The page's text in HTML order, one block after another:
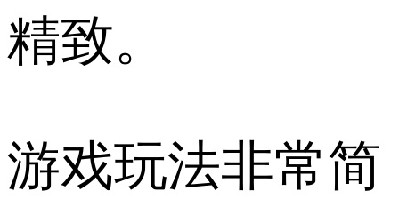
精致。
游戏玩法非常简